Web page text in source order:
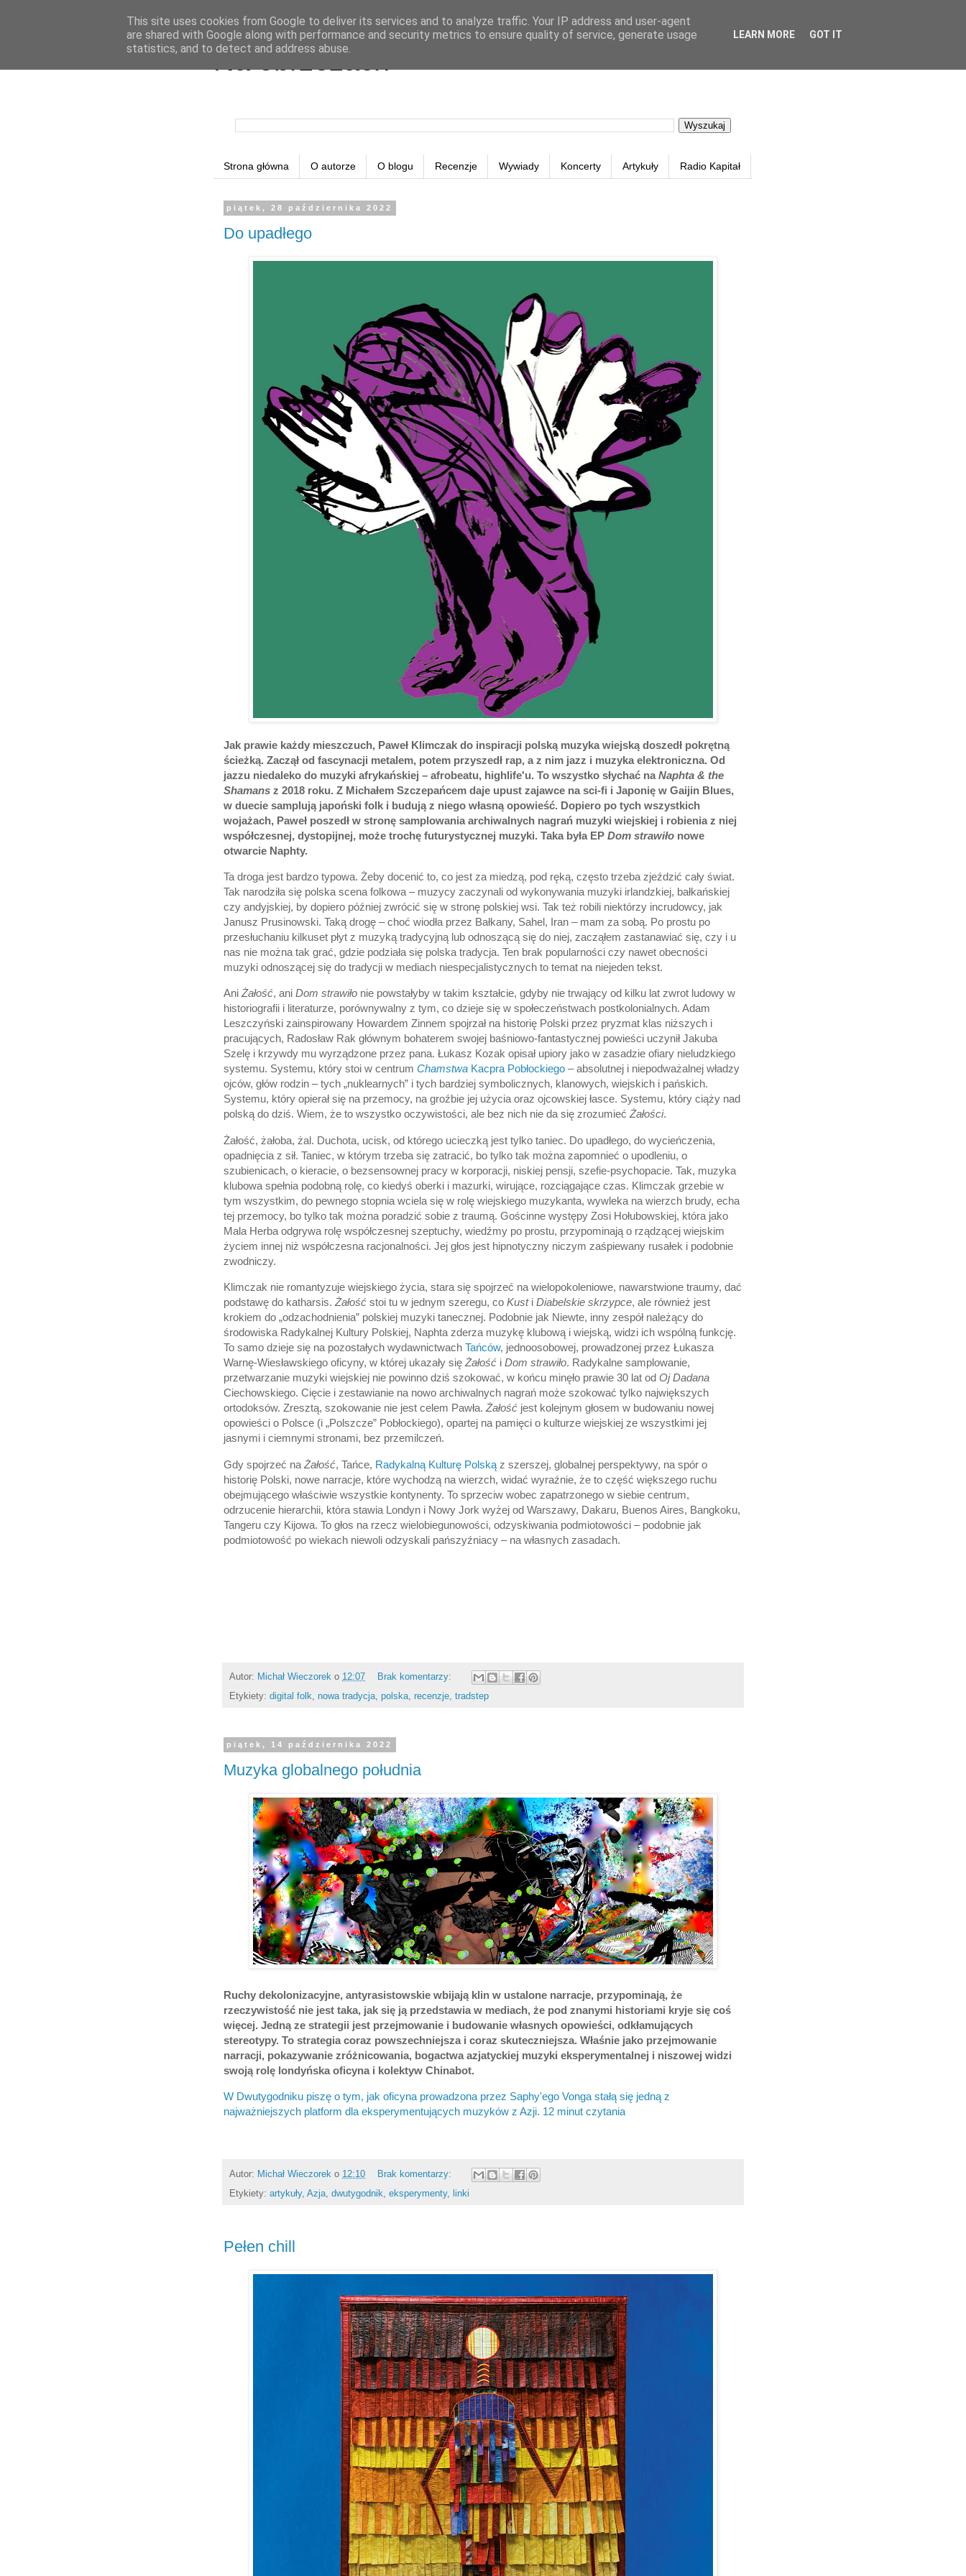
Na obrzeżach
Strona główna O autorze O blogu Recenzje Wywiady Koncerty Artykuły Radio Kapitał
piątek, 28 października 2022
Do upadłego
Jak prawie każdy mieszczuch, Paweł Klimczak do inspiracji polską muzyka wiejską doszedł pokrętną
ścieżką. Zaczął od fascynacji metalem, potem przyszedł rap, a z nim jazz i muzyka elektroniczna. Od
jazzu niedaleko do muzyki afrykańskiej – afrobeatu, highlife'u. To wszystko słychać na Naphta & the
Shamans z 2018 roku. Z Michałem Szczepańcem daje upust zajawce na sci-fi i Japonię w Gaijin Blues,
w duecie samplują japoński folk i budują z niego własną opowieść. Dopiero po tych wszystkich
wojażach, Paweł poszedł w stronę samplowania archiwalnych nagrań muzyki wiejskiej i robienia z niej
współczesnej, dystopijnej, może trochę futurystycznej muzyki. Taka była EP Dom strawiło nowe
otwarcie Naphty.
Ta droga jest bardzo typowa. Żeby docenić to, co jest za miedzą, pod ręką, często trzeba zjeździć cały świat.
Tak narodziła się polska scena folkowa – muzycy zaczynali od wykonywania muzyki irlandzkiej, bałkańskiej
czy andyjskiej, by dopiero później zwrócić się w stronę polskiej wsi. Tak też robili niektórzy incrudowcy, jak
Janusz Prusinowski. Taką drogę – choć wiodła przez Bałkany, Sahel, Iran – mam za sobą. Po prostu po
przesłuchaniu kilkuset płyt z muzyką tradycyjną lub odnoszącą się do niej, zacząłem zastanawiać się, czy i u
nas nie można tak grać, gdzie podziała się polska tradycja. Ten brak popularności czy nawet obecności
muzyki odnoszącej się do tradycji w mediach niespecjalistycznych to temat na niejeden tekst.
Ani Żałość, ani Dom strawiło nie powstałyby w takim kształcie, gdyby nie trwający od kilku lat zwrot ludowy w
historiografii i literaturze, porównywalny z tym, co dzieje się w społeczeństwach postkolonialnych. Adam
Leszczyński zainspirowany Howardem Zinnem spojrzał na historię Polski przez pryzmat klas niższych i
pracujących, Radosław Rak głównym bohaterem swojej baśniowo-fantastycznej powieści uczynił Jakuba
Szelę i krzywdy mu wyrządzone przez pana. Łukasz Kozak opisał upiory jako w zasadzie ofiary nieludzkiego
systemu. Systemu, który stoi w centrum Chamstwa Kacpra Pobłockiego – absolutnej i niepodważalnej władzy
ojców, głów rodzin – tych „nuklearnych” i tych bardziej symbolicznych, klanowych, wiejskich i pańskich.
Systemu, który opierał się na przemocy, na groźbie jej użycia oraz ojcowskiej łasce. Systemu, który ciąży nad
polską do dziś. Wiem, że to wszystko oczywistości, ale bez nich nie da się zrozumieć Żałości.
Żałość, żałoba, żal. Duchota, ucisk, od którego ucieczką jest tylko taniec. Do upadłego, do wycieńczenia,
opadnięcia z sił. Taniec, w którym trzeba się zatracić, bo tylko tak można zapomnieć o upodleniu, o
szubienicach, o kieracie, o bezsensownej pracy w korporacji, niskiej pensji, szefie-psychopacie. Tak, muzyka
klubowa spełnia podobną rolę, co kiedyś oberki i mazurki, wirujące, rozciągające czas. Klimczak grzebie w
tym wszystkim, do pewnego stopnia wciela się w rolę wiejskiego muzykanta, wywleka na wierzch brudy, echa
tej przemocy, bo tylko tak można poradzić sobie z traumą. Gościnne występy Zosi Hołubowskiej, która jako
Mala Herba odgrywa rolę współczesnej szeptuchy, wiedźmy po prostu, przypominają o rządzącej wiejskim
życiem innej niż współczesna racjonalności. Jej głos jest hipnotyczny niczym zaśpiewany rusałek i podobnie
zwodniczy.
Klimczak nie romantyzuje wiejskiego życia, stara się spojrzeć na wielopokoleniowe, nawarstwione traumy, dać
podstawę do katharsis. Żałość stoi tu w jednym szeregu, co Kusti Diabelskie skrzypce, ale również jest
krokiem do „odzachodnienia” polskiej muzyki tanecznej. Podobnie jak Niewte, inny zespół należący do
środowiska Radykalnej Kultury Polskiej, Naphta zderza muzykę klubową i wiejską, widzi ich wspólną funkcję.
To samo dzieje się na pozostałych wydawnictwach Tańców, jednoosobowej, prowadzonej przez Łukasza
Warnę-Wiesławskiego oficyny, w której ukazały się Żałość i Dom strawiło. Radykalne samplowanie,
przetwarzanie muzyki wiejskiej nie powinno dziś szokować, w końcu minęło prawie 30 lat od Oj Dadana
Ciechowskiego. Cięcie i zestawianie na nowo archiwalnych nagrań może szokować tylko największych
ortodoksów. Zresztą, szokowanie nie jest celem Pawła. Żałość jest kolejnym głosem w budowaniu nowej
opowieści o Polsce (i „Polszcze” Pobłockiego), opartej na pamięci o kulturze wiejskiej ze wszystkimi jej
jasnymi i ciemnymi stronami, bez przemilczeń.
Gdy spojrzeć na Żałość, Tańce, Radykalną Kulturę Polską z szerszej, globalnej perspektywy, na spór o
historię Polski, nowe narracje, które wychodzą na wierzch, widać wyraźnie, że to część większego ruchu
obejmującego właściwie wszystkie kontynenty. To sprzeciw wobec zapatrzonego w siebie centrum,
odrzucenie hierarchii, która stawia Londyn i Nowy Jork wyżej od Warszawy, Dakaru, Buenos Aires, Bangkoku,
Tangeru czy Kijowa. To głos na rzecz wielobiegunowości, odzyskiwania podmiotowości – podobnie jak
podmiotowość po wiekach niewoli odzyskali pańszyźniacy – na własnych zasadach.
Autor: Michał Wieczorek o 12:07
Brak komentarzy:
Etykiety: digital folk, nowa tradycja, polska, recenzje, tradstep
piątek, 14 października 2022
Muzyka globalnego południa
Ruchy dekolonizacyjne, antyrasistowskie wbijają klin w ustalone narracje, przypominają, że
rzeczywistość nie jest taka, jak się ją przedstawia w mediach, że pod znanymi historiami kryje się coś
więcej. Jedną ze strategii jest przejmowanie i budowanie własnych opowieści, odkłamujących
stereotypy. To strategia coraz powszechniejsza i coraz skuteczniejsza. Właśnie jako przejmowanie
narracji, pokazywanie zróżnicowania, bogactwa azjatyckiej muzyki eksperymentalnej i niszowej widzi
swoją rolę londyńska oficyna i kolektyw Chinabot.
W Dwutygodniku piszę o tym, jak oficyna prowadzona przez Saphy'ego Vonga stałą się jedną z
najważniejszych platform dla eksperymentujących muzyków z Azji. 12 minut czytania
Autor: Michał Wieczorek o 12:10
Brak komentarzy:
Etykiety: artykuły, Azja dwutygodnik eksperymenty, linki
Pełen chill
This site uses cookies from Google to deliver its services and to analyze traffic. Your IP address and user-agent
are shared with Google along with performance and security metrics to ensure quality of service, generate usage
statistics, and to detect and address abuse.
LEARN MORE GOT IT